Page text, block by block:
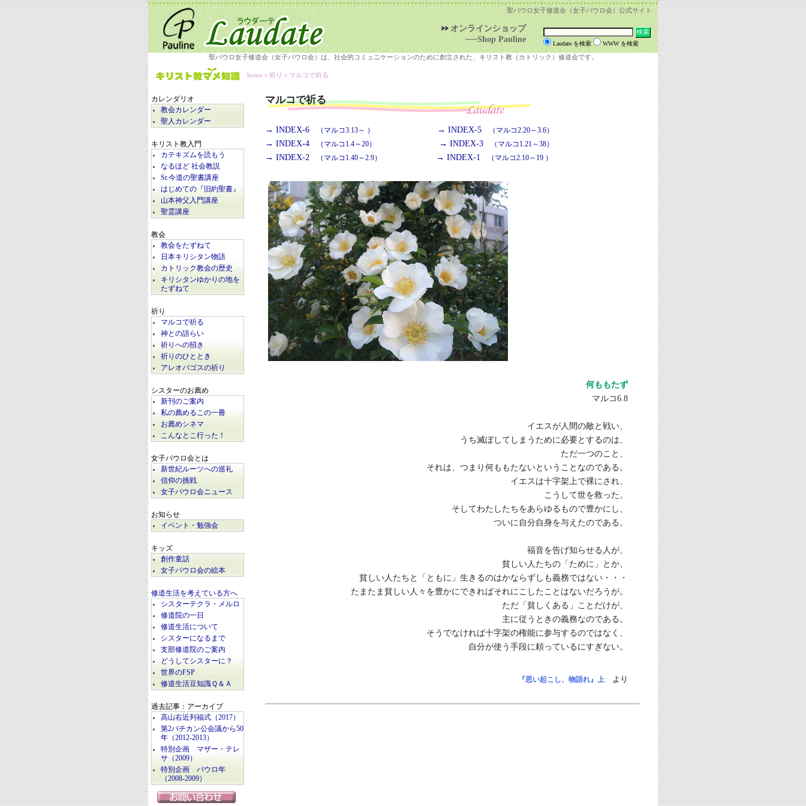
聖パウロ女子修道会（女子パウロ会）公式サイト
オンラインショップ
──Shop Pauline
Laudate を検索 WWW を検索
聖パウロ女子修道会（女子パウロ会）は、社会的コミュニケーションのために創立された、キリスト教（カトリック）修道会です。
カレンダリオ
教会カレンダー
聖人カレンダー
キリスト教入門
カテキズムを読もう
なるほど 社会教説
Sr.今道の聖書講座
はじめての『旧約聖書』
山本神父入門講座
聖霊講座
教会
教会をたずねて
日本キリシタン物語
カトリック教会の歴史
キリシタンゆかりの地を
たずねて
祈り
マルコで祈る
神との語らい
祈りへの招き
祈りのひととき
アレオパゴスの祈り
シスターのお薦め
新刊のご案内
私の薦めるこの一冊
お薦めシネマ
こんなとこ行った！
女子パウロ会とは
新世紀ルーツへの巡礼
信仰の挑戦
女子パウロ会ニュース
お知らせ
イベント・勉強会
キッズ
創作童話
女子パウロ会の絵本
修道生活を考えている方へ
シスターテクラ・メルロ
修道院の一日
修道生活について
シスターになるまで
支部修道院のご案内
どうしてシスターに？
世界のFSP
修道生活豆知識Ｑ＆Ａ
過去記事：アーカイブ
高山右近列福式（2017）
第2バチカン公会議から50
年（2012-2013）
特別企画 マザー・テレ
サ（2009）
特別企画 パウロ年
（2008-2009）
home ＞祈り＞ マルコで祈る
マルコで祈る
→ INDEX-6 （マルコ3.13～ ） → INDEX-5 （マルコ2.20～3.6）
→ INDEX-4 （マルコ1.4～20） → INDEX-3 （マルコ1.21～38）
→ INDEX-2 （マルコ1.40～2.9） → INDEX-1 （マルコ2.10～19 ）
何ももたず
マルコ6.8
イエスが人間の敵と戦い、
うち滅ぼしてしまうために必要とするのは、
ただ一つのこと、
それは、つまり何ももたないということなのである。
イエスは十字架上で裸にされ、
こうして世を救った。
そしてわたしたちをあらゆるもので豊かにし、
ついに自分自身を与えたのである。
福音を告げ知らせる人が、
貧しい人たちの「ために」とか、
貧しい人たちと「ともに」生きるのはかならずしも義務ではない・・・
たまたま貧しい人々を豊かにできればそれにこしたことはないだろうが。
ただ「貧しくある」ことだけが、
主に従うときの義務なのである。
そうでなければ十字架の権能に参与するのではなく、
自分が使う手段に頼っているにすぎない。
『思い起こし、物語れ』上 より